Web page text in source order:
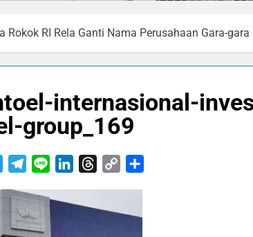
Rokok RI Rela Ganti Nama Perusahaan Gara-
internasional-
group_169
TwitterTelegram
Line LinkedInThreads
Copy